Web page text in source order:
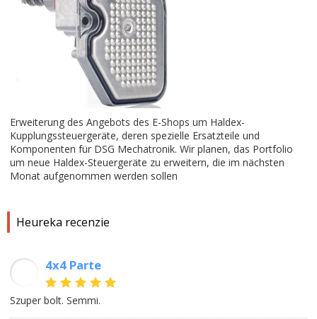
Erweiterung des Angebots des E-Shops um Haldex-
Kupplungssteuergeräte, deren spezielle Ersatzteile und
Komponenten für DSG Mechatronik. Wir planen, das Portfolio
um neue Haldex-Steuergeräte zu erweitern, die im nächsten
Monat aufgenommen werden sollen
Heureka recenzie
4x4 Parte
Szuper bolt. Semmi.